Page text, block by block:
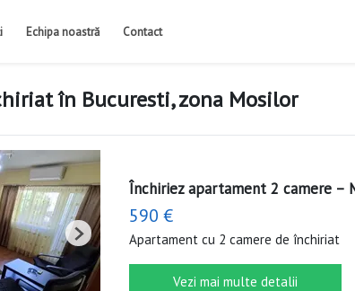
Echipa noastră Contact
în Bucuresti, zona Mosilor
Next
Închiriez apartament 2 camere –
590 €
Apartament cu 2 camere de închiriat
Vezi mai multe detalii